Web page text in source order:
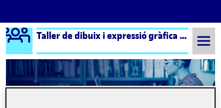
Saltar al contingut
Logo Ágora Taller de dibuix i expressió gràfica aula 2